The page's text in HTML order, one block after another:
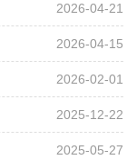
2026-04-21
2026-04-15
2026-02-01
2025-12-22
2025-05-27